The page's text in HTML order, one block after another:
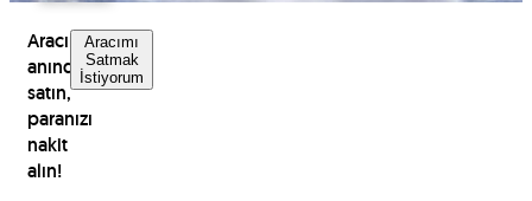
Aracınızı
anında
satın,
paranızı
nakit
alın!
Aracımı
Satmak
İstiyorum